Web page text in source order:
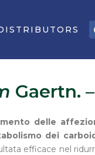
Gaertn.
delle
dei
efficace nel